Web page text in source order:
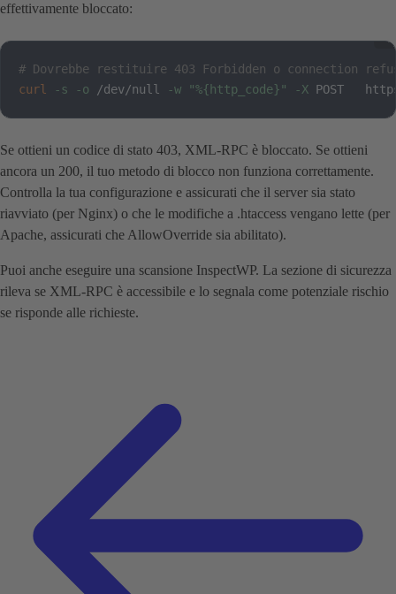
effettivamente bloccato:
# Dovrebbe restituire 403 Forbidden o connection
curl
-s -o /dev/null -w "%{http_code}" -X POST
Se ottieni un codice di stato 403, XML-RPC è bloccato. Se ottieni
ancora un 200, il tuo metodo di blocco non funziona correttamente.
Controlla la tua configurazione e assicurati che il server sia stato
riavviato (per Nginx) o che le modifiche a .htaccess vengano lette (per
Apache, assicurati che AllowOverride sia abilitato).
Puoi anche eseguire una scansione InspectWP. La sezione di sicurezza
rileva se XML-RPC è accessibile e lo segnala come potenziale rischio
se risponde alle richieste.